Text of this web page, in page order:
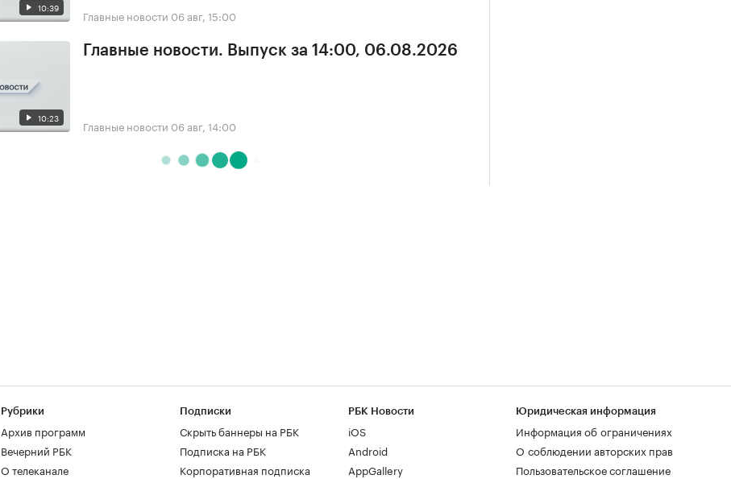
10:39 Главные новости 06 авг, 15:00
10:23
Главные новости. Выпуск за 14:00, 06.08.2026
Главные новости 06 авг, 14:00
Рубрики
Архив программ
Вечерний РБК
О телеканале
Подписки
Скрыть баннеры на РБК
Подписка на РБК
Корпоративная подписка
РБК Новости
iOS
Android
AppGallery
Юридическая информация
Информация об ограничениях
О соблюдении авторских прав
Пользовательское соглашение